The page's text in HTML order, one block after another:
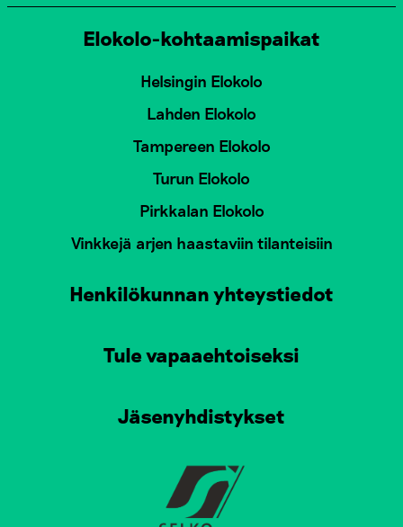
Elokolo-kohtaamispaikat
Helsingin Elokolo
Lahden Elokolo
Tampereen Elokolo
Turun Elokolo
Pirkkalan Elokolo
Vinkkejä arjen haastaviin tilanteisiin
Henkilökunnan yhteystiedot
Tule vapaaehtoiseksi
Jäsenyhdistykset